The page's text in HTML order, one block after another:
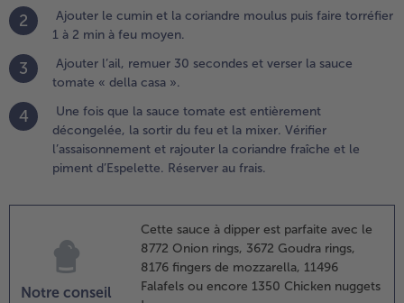
fraîche
le piment
au frais.
2
Ajouter le cumin et la coriandre moulus puis faire torréfier
1 à 2 min à feu moyen.
3
Ajouter l’ail, remuer 30 secondes et verser la sauce
tomate « della casa ».
4
Une fois que la sauce tomate est entièrement
décongelée, la sortir du feu et la mixer. Vérifier
l’assaisonnement et rajouter la coriandre fraîche et le
piment d’Espelette. Réserver au frais.
Notre conseil
Cette sauce à dipper est parfaite avec le
8772 Onion rings, 3672 Goudra rings,
8176 fingers de mozzarella, 11496
Falafels ou encore 1350 Chicken nuggets